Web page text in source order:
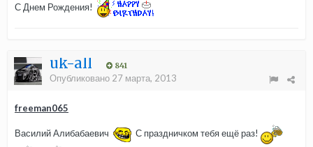
С Днем Рождения!
uk-all 841
Опубликовано 27 марта, 2013
freeman065
Василий Алибабаевич С праздничком тебя ещё раз!